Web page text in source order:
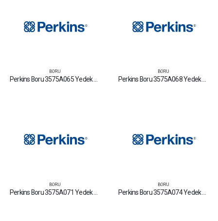
BORU
Perkins Boru 3575A065 Yedek Parça Fiyat Tamir Bakım Satan Firmalar
BORU
Perkins Boru 3575A068 Yedek Parça Fiyat Tamir Bakım Satan Firmalar
BORU BORU